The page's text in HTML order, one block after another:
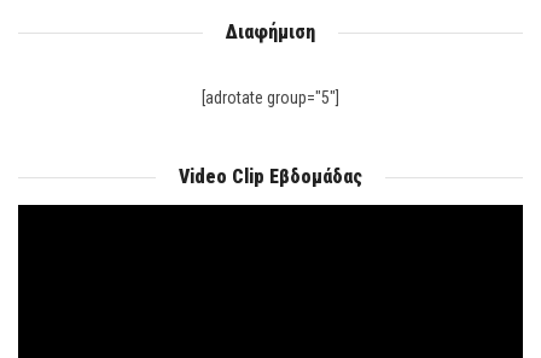
Διαφήμιση
[adrotate group="5"]
Video Clip Εβδομάδας